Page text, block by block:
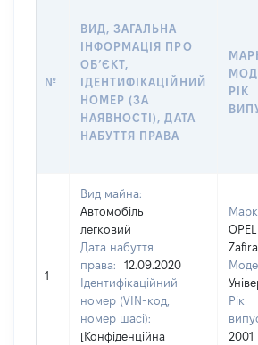
№
ВИД, ЗАГАЛЬНА
ІНФОРМАЦІЯ ПРО
ОБʼЄКТ,
ІДЕНТИФІКАЦІЙНИЙ
НОМЕР (ЗА
НАЯВНОСТІ), ДАТА
НАБУТТЯ ПРАВА
РІК
1
Вид майна:
Автомобіль
легковий
Дата набуття
права:
12.09.2020
Ідентифікаційний
номер (VIN-код,
номер шасі):
[Конфіденційна
OPEL
Zafira
Рік
2001